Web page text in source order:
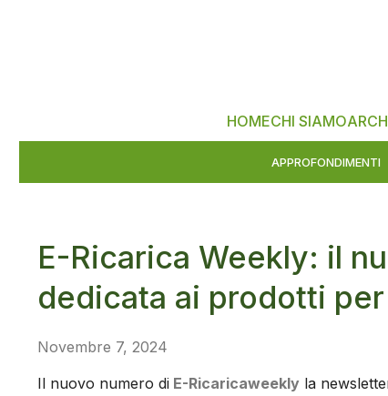
HOMECHI SIAMO
APPROFONDIMENTI
E-Ricarica Weekly: il
dedicata ai prodotti
Novembre 7, 2024
Il nuovo numero di E-Ricaricaweekly la